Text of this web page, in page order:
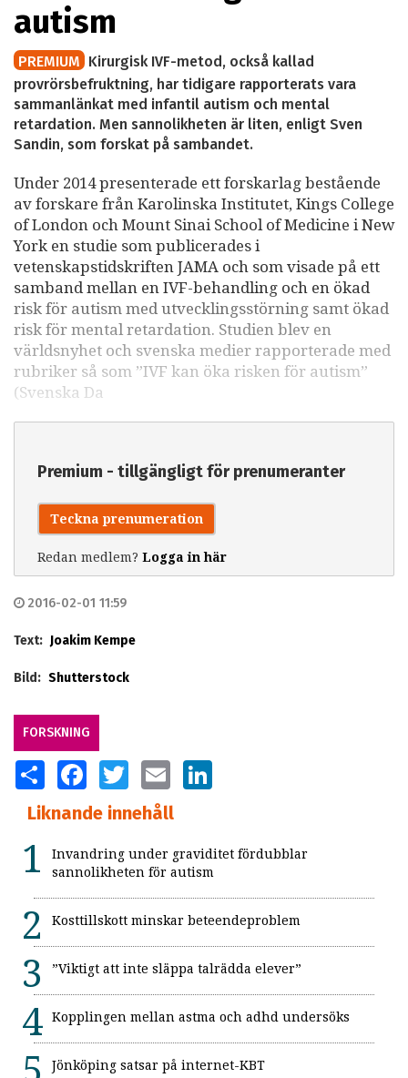
autism
PREMIUM Kirurgisk IVF-metod, också kallad
provrörsbefruktning, har tidigare rapporterats vara
sammanlänkat med infantil autism och mental
retardation. Men sannolikheten är liten, enligt Sven
Sandin, som forskat på sambandet.
Under 2014 presenterade ett forskarlag bestående
av forskare från Karolinska Institutet, Kings College
of London och Mount Sinai School of Medicine i New
York en studie som publicerades i
vetenskapstidskriften JAMA och som visade på ett
samband mellan en IVF-behandling och en ökad
risk för autism med utvecklingsstörning samt ökad
risk för mental retardation. Studien blev en
världsnyhet och svenska medier rapporterade med
rubriker så som ”IVF kan öka risken för autism”
(Svenska Da
Premium - tillgängligt för prenumeranter
Teckna prenumeration
Redan medlem? Logga in här
2016-02-01 11:59
Text: Joakim Kempe
Bild: Shutterstock
FORSKNING
SHARE FACEBOOKTWITTER EMAIL
Liknande innehåll
Invandring under graviditet fördubblar
sannolikheten för autism
Kosttillskott minskar beteendeproblem
”Viktigt att inte släppa talrädda elever”
Kopplingen mellan astma och adhd undersöks
Jönköping satsar på internet-KBT